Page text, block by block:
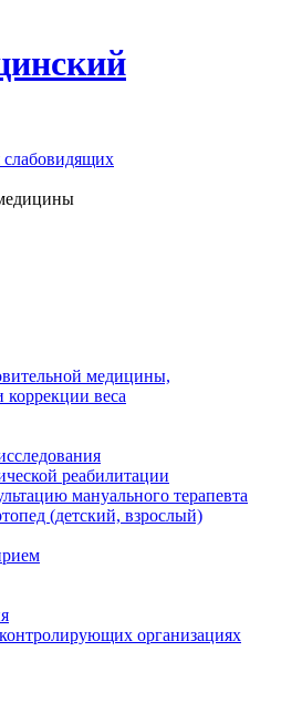
слабовидящих
медицины,
коррекции веса
реабилитации
мануального терапевта
(детский, взрослый)
организациях